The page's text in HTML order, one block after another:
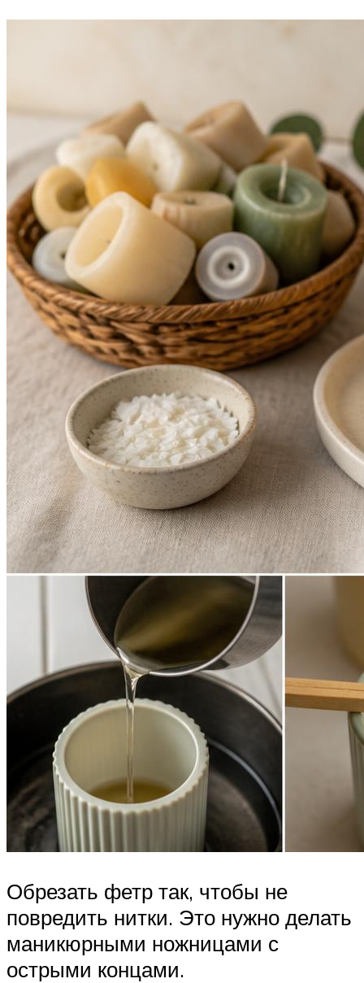
Обрезать фетр так, чтобы не
повредить нитки. Это нужно делать
маникюрными ножницами с
острыми концами.